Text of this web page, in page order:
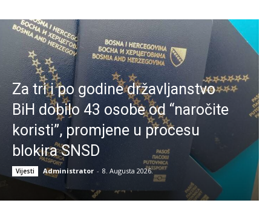
Za tri i po godine državljanstvo
BiH dobilo 43 osobe od “naročite
koristi”, promjene u procesu
blokira SNSD
Vijesti Administrator - 8. Augusta 2026.